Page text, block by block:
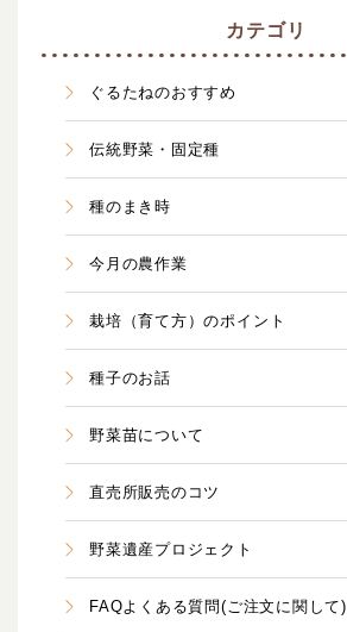
カテゴリ
ぐるたねのおすすめ
伝統野菜・固定種
種のまき時
今月の農作業
栽培（育て方）のポイント
種子のお話
野菜苗について
直売所販売のコツ
野菜遺産プロジェクト
FAQよくある質問(ご注文に関して)